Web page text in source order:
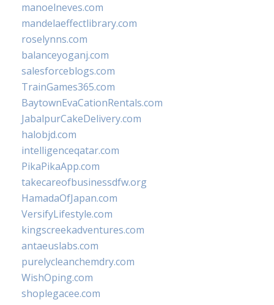
manoelneves.com
mandelaeffectlibrary.com
roselynns.com
balanceyoganj.com
salesforceblogs.com
TrainGames365.com
BaytownEvaCationRentals.com
JabalpurCakeDelivery.com
halobjd.com
intelligenceqatar.com
PikaPikaApp.com
takecareofbusinessdfw.org
HamadaOfJapan.com
VersifyLifestyle.com
kingscreekadventures.com
antaeuslabs.com
purelycleanchemdry.com
WishOping.com
shoplegacee.com